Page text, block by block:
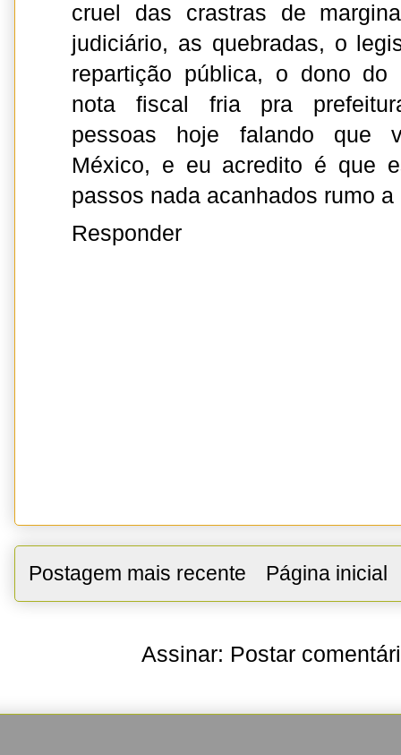
cruel das crastras de
judiciário, as quebradas, o
repartição pública, o dono do
nota fiscal fria pra
pessoas hoje falando que
México, e eu acredito é que
passos nada acanhados rumo a
Responder
Postagem mais recente Página inicial
Assinar: Postar